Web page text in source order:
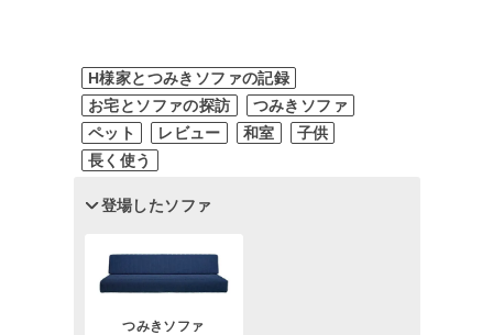
H様家とつみきソファの記録
お宅とソファの探訪
つみきソファ
ペット
レビュー 和室
子供
長く使う
登場したソファ
つみきソファ